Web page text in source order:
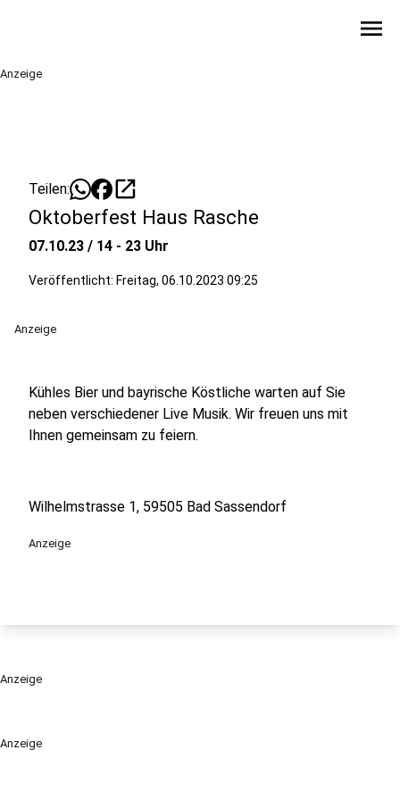
menu
Anzeige
Anzeige
Teilen: open_in_new
Oktoberfest Haus Rasche
07.10.23 / 14 - 23 Uhr
Veröffentlicht: Freitag, 06.10.2023 09:25
Anzeige
Kühles Bier und bayrische Köstliche warten auf Sie
neben verschiedener Live Musik. Wir freuen uns mit
Ihnen gemeinsam zu feiern.
Wilhelmstrasse 1, 59505 Bad Sassendorf
Anzeige
Anzeige